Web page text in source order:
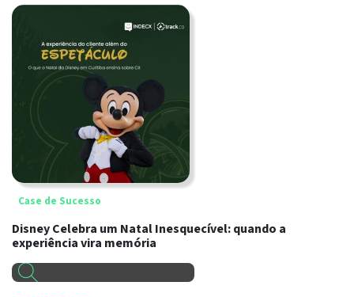
Case de Sucesso
Disney Celebra um Natal Inesquecível: quando a
experiência vira memória